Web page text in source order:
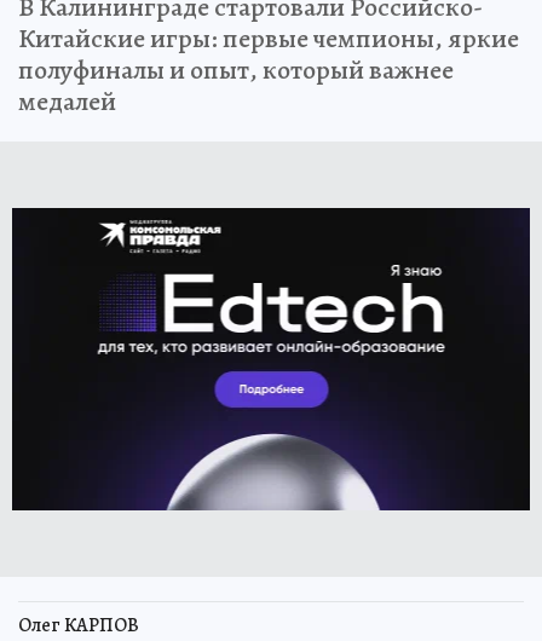
В Калининграде стартовали Российско-
Китайские игры: первые чемпионы, яркие
полуфиналы и опыт, который важнее
медалей
Олег КАРПОВ